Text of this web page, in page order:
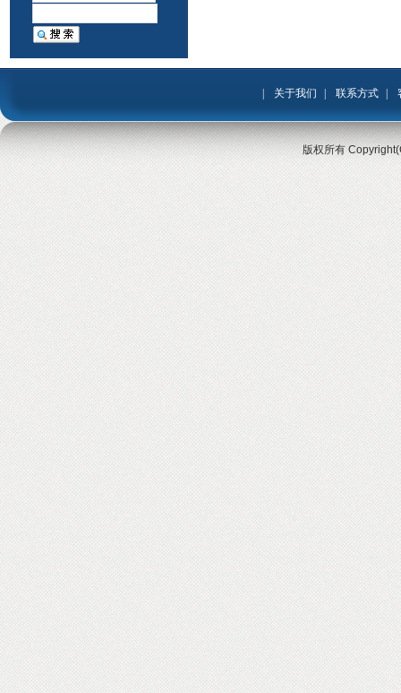
关于我们 联系方式
版权所有